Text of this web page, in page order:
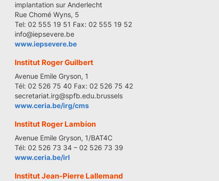
implantation sur Anderlecht
Rue Chomé Wyns, 5
Tel: 02 555 19 51 Fax: 02 555 19 52
info@iepsevere.be
www.iepsevere.be
Institut Roger Guilbert
Avenue Emile Gryson, 1
Tél: 02 526 75 40 Fax: 02 526 75 42
secretariat.irg@spfb.edu.brussels
www.ceria.be/irg/cms
Institut Roger Lambion
Avenue Emile Gryson, 1/BAT4C
Tél: 02 526 73 34 – 02 526 73 39
www.ceria.be/irl
Institut Jean-Pierre Lallemand